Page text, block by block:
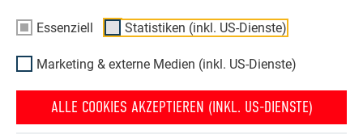
Essenziell Statistiken (inkl. US-Dienste)
Marketing & externe Medien (inkl. US-Dienste)
ALLE COOKIES AKZEPTIEREN (INKL. US-DIENSTE)
WITTERUNGSBESTÄNDIG UND WARTUNGSARM
Die Vorteile des Aluminiummaterials von PREFA sind für den
Kenner ersichtlich: Leichtigkeit, Langlebigkeit, und die 40-
jährige Garantie auf die P.10-Beschichtung und das
Grundmaterial deckt mögliche Schäden durch natürliche